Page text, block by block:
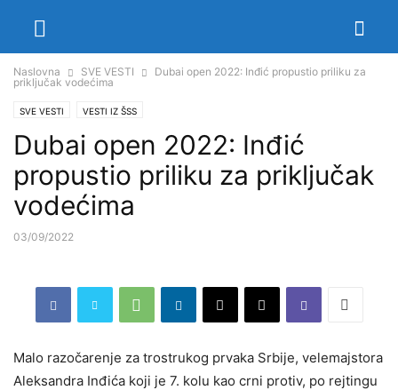
Naslovna SVE VESTI
Dubai open 2022: Inđić propustio priliku za
priključak vodećima
SVE VESTI VESTI IZ ŠSS
Dubai open 2022: Inđić
propustio priliku za priključak
vodećima
03/09/2022
Malo razočarenje za trostrukog prvaka Srbije, velemajstora
Aleksandra Inđića koji je 7. kolu kao crni protiv, po rejtingu